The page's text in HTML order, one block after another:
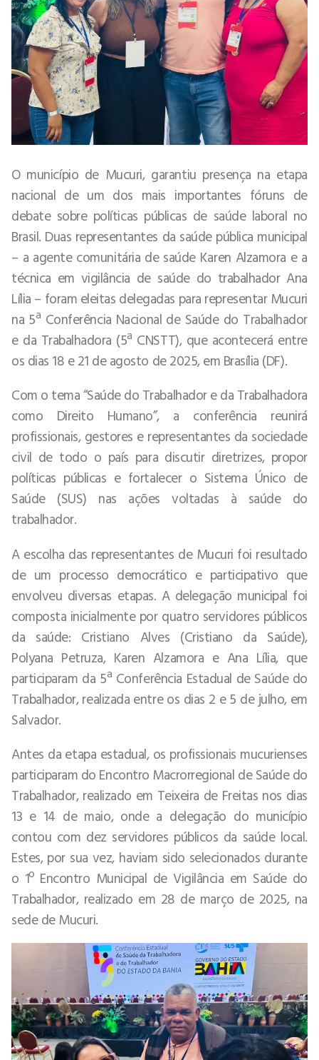
O município de Mucuri, garantiu presença na etapa
nacional de um dos mais importantes fóruns de
debate sobre políticas públicas de saúde laboral no
Brasil. Duas representantes da saúde pública municipal
– a agente comunitária de saúde Karen Alzamora e a
técnica em vigilância de saúde do trabalhador Ana
Lília – foram eleitas delegadas para representar Mucuri
na 5ª Conferência Nacional de Saúde do Trabalhador
e da Trabalhadora (5ª CNSTT), que acontecerá entre
os dias 18 e 21 de agosto de 2025, em Brasília (DF).
Com o tema “Saúde do Trabalhador e da Trabalhadora
como Direito Humano”, a conferência reunirá
profissionais, gestores e representantes da sociedade
civil de todo o país para discutir diretrizes, propor
políticas públicas e fortalecer o Sistema Único de
Saúde (SUS) nas ações voltadas à saúde do
trabalhador.
A escolha das representantes de Mucuri foi resultado
de um processo democrático e participativo que
envolveu diversas etapas. A delegação municipal foi
composta inicialmente por quatro servidores públicos
da saúde: Cristiano Alves (Cristiano da Saúde),
Polyana Petruza, Karen Alzamora e Ana Lília, que
participaram da 5ª Conferência Estadual de Saúde do
Trabalhador, realizada entre os dias 2 e 5 de julho, em
Salvador.
Antes da etapa estadual, os profissionais mucurienses
participaram do Encontro Macrorregional de Saúde do
Trabalhador, realizado em Teixeira de Freitas nos dias
13 e 14 de maio, onde a delegação do município
contou com dez servidores públicos da saúde local.
Estes, por sua vez, haviam sido selecionados durante
o 1º Encontro Municipal de Vigilância em Saúde do
Trabalhador, realizado em 28 de março de 2025, na
sede de Mucuri.